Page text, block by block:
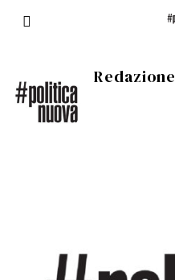
Redazione